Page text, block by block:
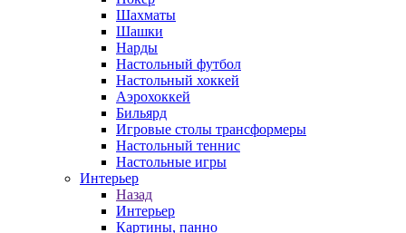
Шахматы
Шашки
Нарды
Настольный футбол
Настольный хоккей
Аэрохоккей
Бильярд
Игровые столы трансформеры
Настольный теннис
Настольные игры
Интерьер
Назад
Интерьер
Картины, панно